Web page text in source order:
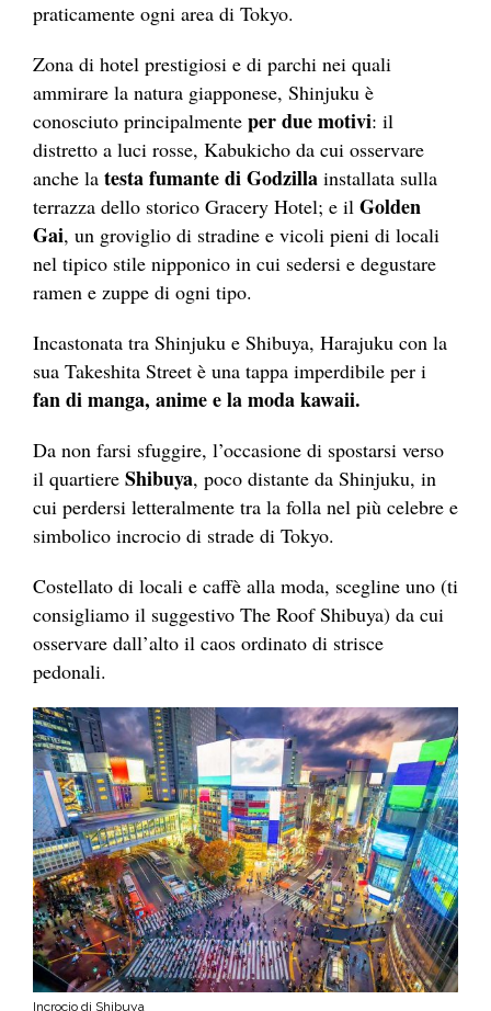
praticamente ogni area di Tokyo.
Zona di hotel prestigiosi e di parchi nei quali
ammirare la natura giapponese, Shinjuku è
conosciuto principalmente per due motivi: il
distretto a luci rosse, Kabukicho da cui osservare
anche la testa fumante di Godzilla installata sulla
terrazza dello storico Gracery Hotel; e il Golden
Gai, un groviglio di stradine e vicoli pieni di locali
nel tipico stile nipponico in cui sedersi e degustare
ramen e zuppe di ogni tipo.
Incastonata tra Shinjuku e Shibuya, Harajuku con la
sua Takeshita Street è una tappa imperdibile per i
fan di manga, anime e la moda kawaii.
Da non farsi sfuggire, l’occasione di spostarsi verso
il quartiere Shibuya, poco distante da Shinjuku, in
cui perdersi letteralmente tra la folla nel più celebre e
simbolico incrocio di strade di Tokyo.
Costellato di locali e caffè alla moda, scegline uno (ti
consigliamo il suggestivo The Roof Shibuya) da cui
osservare dall’alto il caos ordinato di strisce
pedonali.
Incrocio di Shibuya